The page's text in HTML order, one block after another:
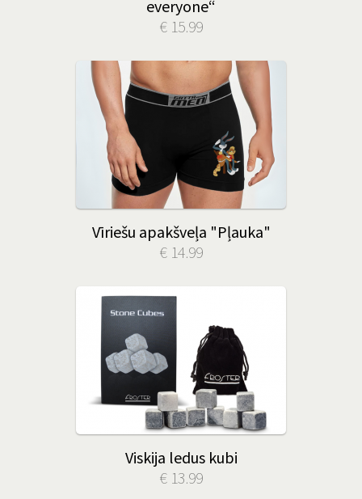
everyone“
€ 15.99
Vīriešu apakšveļa "Pļauka"
€ 14.99
Viskija ledus kubi
€ 13.99